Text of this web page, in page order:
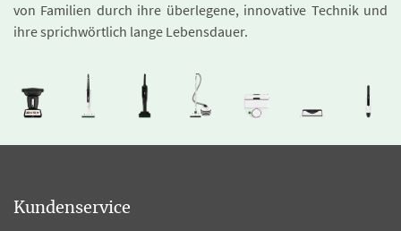
von Familien durch ihre überlegene, innovative Technik und
ihre sprichwörtlich lange Lebensdauer.
Kundenservice